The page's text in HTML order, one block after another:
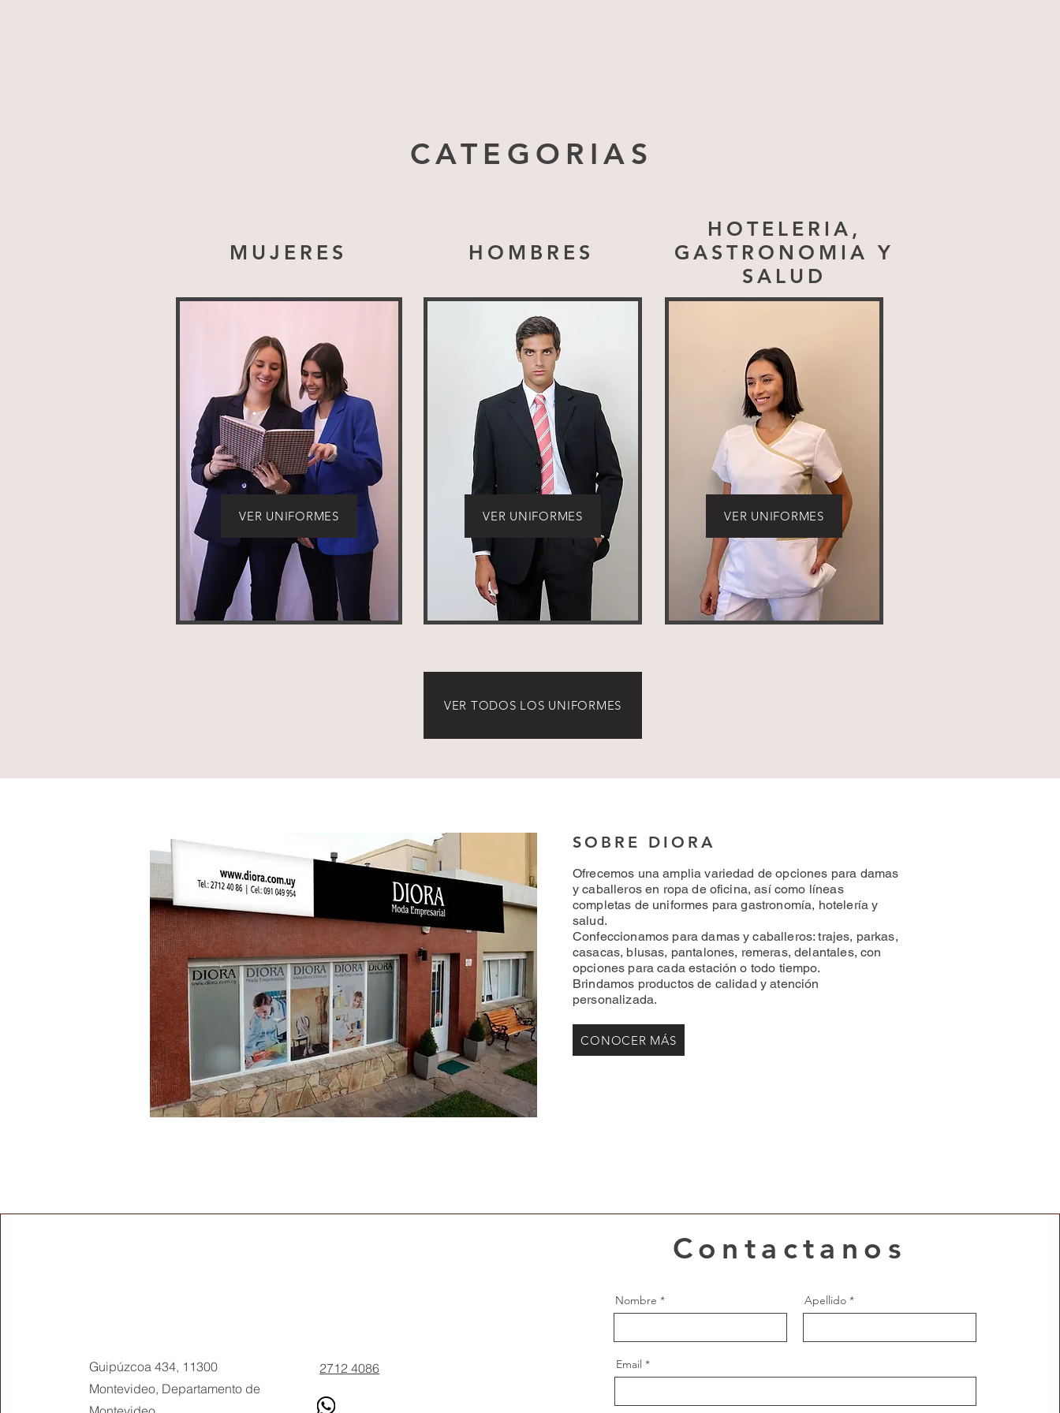
CATEGORIAS
MUJERES
VER UNIFORMES
HOMBRES
VER UNIFORMES
HOTELERIA,
GASTRONOMIA Y
SALUD
VER UNIFORMES
VER TODOS LOS UNIFORMES
SOBRE DIORA
Ofrecemos una amplia variedad de opciones para damas
y caballeros en ropa de oficina, así como líneas
completas de uniformes para gastronomía, hotelería y
salud.
Confeccionamos para damas y caballeros: trajes, parkas,
casacas, blusas, pantalones, remeras, delantales, con
opciones para cada estación o todo tiempo.
Brindamos productos de calidad y atención
personalizada.
CONOCER MÁS
Guipúzcoa 434, 11300
Montevideo, Departamento de
2712 4086
Contactanos
Nombre Apellido
Email